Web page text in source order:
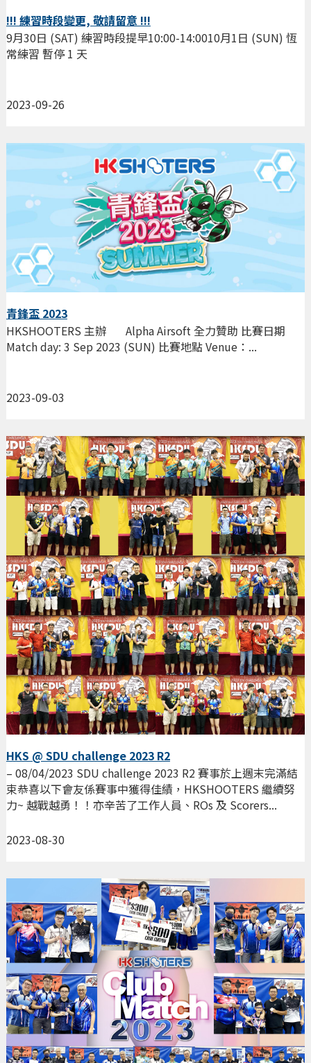
!!! 練習時段變更, 敬請留意 !!!
2023-09-26
9月30日 (SAT) 練習時段提早10:00-14:0010月1日 (SUN) 恆
常練習 暫停 1 天
青鋒盃 2023
2023-09-03
HKSHOOTERS 主辦 Alpha Airsoft 全力贊助 比賽日期
Match day: 3 Sep 2023 (SUN) 比賽地點 Venue：...
HKS @ SDU challenge 2023 R2
2023-08-30
– 08/04/2023 SDU challenge 2023 R2 賽事於上週末完滿結
束恭喜以下會友係賽事中獲得佳績，HKSHOOTERS 繼續努
力~ 越戰越勇！！亦辛苦了工作人員、ROs 及 Scorers...